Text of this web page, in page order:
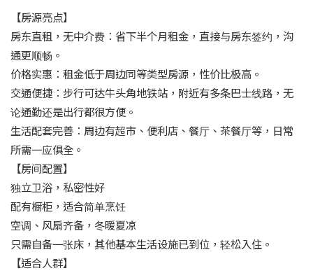
【房源亮点】
房东直租，无中介费：省下半个月租金，直接与房东签约，沟
通更顺畅。
价格实惠：租金低于周边同等类型房源，性价比极高。
交通便捷：步行可达牛头角地铁站，附近有多条巴士线路，无
论通勤还是出行都很方便。
生活配套完善：周边有超市、便利店、餐厅、茶餐厅等，日常
所需一应俱全。
【房间配置】
独立卫浴，私密性好
配有橱柜，适合简单烹饪
空调、风扇齐备，冬暖夏凉
只需自备一张床，其他基本生活设施已到位，轻松入住。
【适合人群】